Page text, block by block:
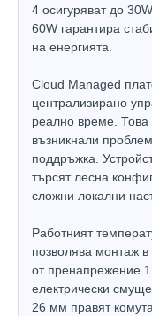
4 осигуряват до
60W гарантира
на енергията.
Cloud Managed
централизирано
реално време. Това
възникнали
поддръжка.
търсят лесна
сложни локални
Работният
позволява монтаж
от пренапрежение
електрически
26 мм правят